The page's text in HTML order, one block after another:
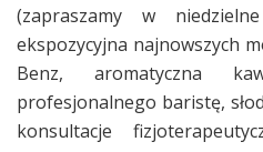
(zapraszamy w
ekspozycyjna najnowszych
Benz, aromatyczna
profesjonalnego baristę,
konsultacje